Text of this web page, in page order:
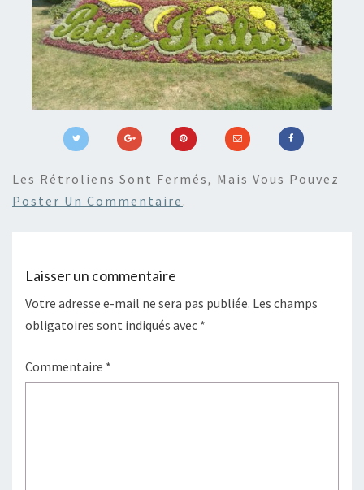
Les Rétroliens Sont Fermés, Mais Vous Pouvez
Poster Un Commentaire .
Laisser un commentaire
Votre adresse e-mail ne sera pas publiée. Les champs
obligatoires sont indiqués avec *
Commentaire *